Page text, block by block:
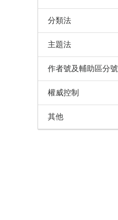
分類法
主題法
作者號及輔助區分號
權威控制
其他